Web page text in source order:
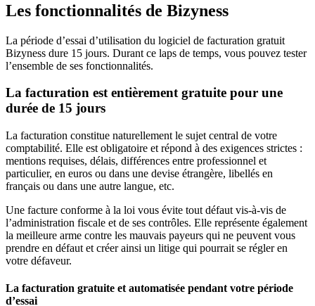
Les fonctionnalités de Bizyness
La période d’essai d’utilisation du logiciel de facturation gratuit
Bizyness dure 15 jours. Durant ce laps de temps, vous pouvez tester
l’ensemble de ses fonctionnalités.
La facturation est entièrement gratuite pour une
durée de 15 jours
La facturation constitue naturellement le sujet central de votre
comptabilité. Elle est obligatoire et répond à des exigences strictes :
mentions requises, délais, différences entre professionnel et
particulier, en euros ou dans une devise étrangère, libellés en
français ou dans une autre langue, etc.
Une facture conforme à la loi vous évite tout défaut vis-à-vis de
l’administration fiscale et de ses contrôles. Elle représente également
la meilleure arme contre les mauvais payeurs qui ne peuvent vous
prendre en défaut et créer ainsi un litige qui pourrait se régler en
votre défaveur.
La facturation gratuite et automatisée pendant votre période
d’essai